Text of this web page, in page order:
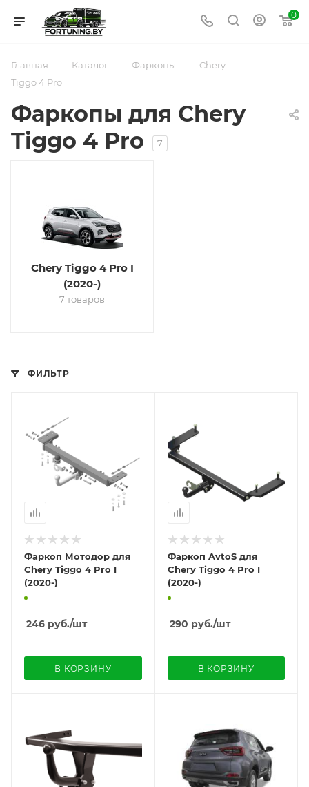
0
Главная — Каталог — Фаркопы — Chery —
Tiggo 4 Pro
Фаркопы для Chery
Tiggo 4 Pro
7
Chery Tiggo 4 Pro I
(2020-)
7 товаров
ФИЛЬТР
Фаркоп Мотодор для
Chery Tiggo 4 Pro I
(2020-)
246 руб./шт
В КОРЗИНУ
Фаркоп AvtoS для
Chery Tiggo 4 Pro I
(2020-)
290 руб./шт
В КОРЗИНУ